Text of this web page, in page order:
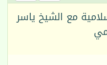
مع الشيخ ياسر